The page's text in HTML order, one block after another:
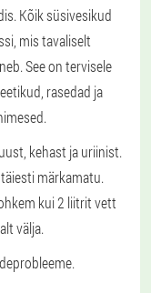
Kõik süsivesikud
mis tavaliselt
See on tervisele
rasedad ja
kehast ja uriinist.
märkamatu.
kui 2 liitrit vett
välja.